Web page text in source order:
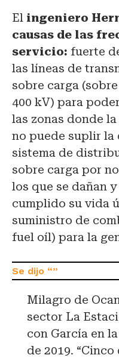
El ingeniero
causas de las
servicio: fuerte
las líneas de
sobre carga
400 kV) para
las zonas donde
no puede suplir la
sistema de
sobre carga por
los que se dañan
cumplido su vida
suministro de
fuel oíl) para la
Milagro de
sector La
con García en
de 2019.